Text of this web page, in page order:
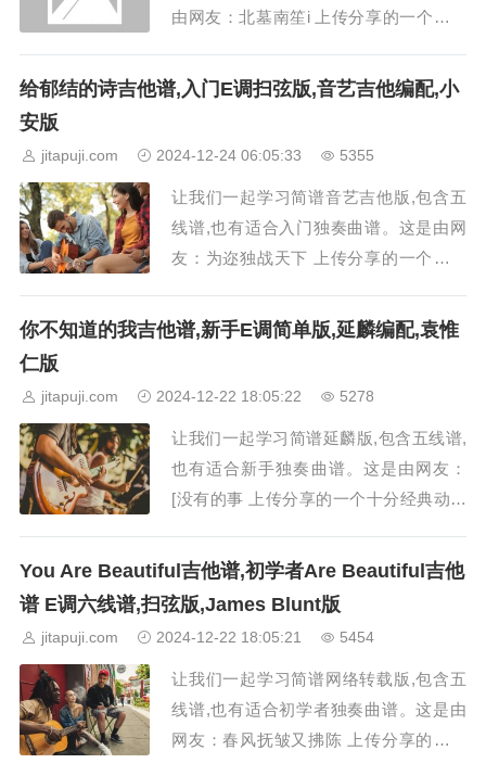
由网友：北墓南笙i 上传分享的一个十分
留什么给你吉他谱采用 E调指法_E网音乐
间...
给郁结的诗吉他谱,入门E调扫弦版,音艺吉他编配,小
安版
jitapuji.com 2024-12-24 06:05:33 5355
让我们一起学习简谱音艺吉他版,包含五
线谱,也有适合入门独奏曲谱。这是由网
友：为迩独战天下 上传分享的一个十分
郁结的诗》吉他谱采用了E调的指法，由
现在已经爱上...
你不知道的我吉他谱,新手E调简单版,延麟编配,袁惟
仁版
jitapuji.com 2024-12-22 18:05:22 5278
让我们一起学习简谱延麟版,包含五线谱,
也有适合新手独奏曲谱。这是由网友：
[没有的事 上传分享的一个十分经典动听
吉他谱采用了E调的指法，由延麟编配而
成，歌手是袁惟仁。《你不知道的我》这
首歌曲主要讲述了你永远都不会知道，其
不会和别人...
You Are Beautiful吉他谱,初学者Are Beautiful吉他
谱 E调六线谱,扫弦版,James Blunt版
jitapuji.com 2024-12-22 18:05:21 5454
让我们一起学习简谱网络转载版,包含五
线谱,也有适合初学者独奏曲谱。这是由
网友：春风抚皱又拂陈 上传分享的一个